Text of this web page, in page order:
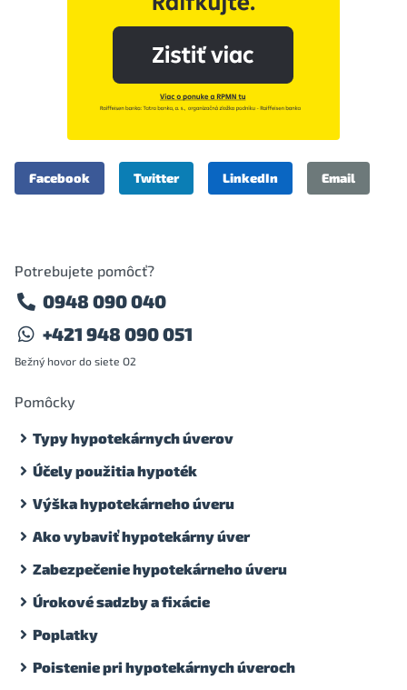
Facebook Twitter LinkedIn Email
Potrebujete pomôcť?
0948 090 040
+421 948 090 051
Bežný hovor do siete O2
Pomôcky
Typy hypotekárnych úverov
Účely použitia hypoték
Výška hypotekárneho úveru
Ako vybaviť hypotekárny úver
Zabezpečenie hypotekárneho úveru
Úrokové sadzby a fixácie
Poplatky
Poistenie pri hypotekárnych úveroch